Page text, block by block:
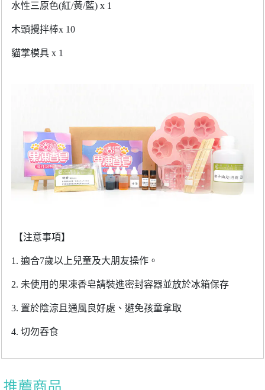
水性三原色(紅/黃/藍) x 1
木頭攪拌棒x 10
貓掌模具x 1
【注意事項】
1. 適合7歲以上兒童及大朋友操作。
2. 未使用的果凍香皂請裝進密封容器並放於冰箱保存
3. 置於陰涼且通風良好處、避免孩童拿取
4. 切勿吞食